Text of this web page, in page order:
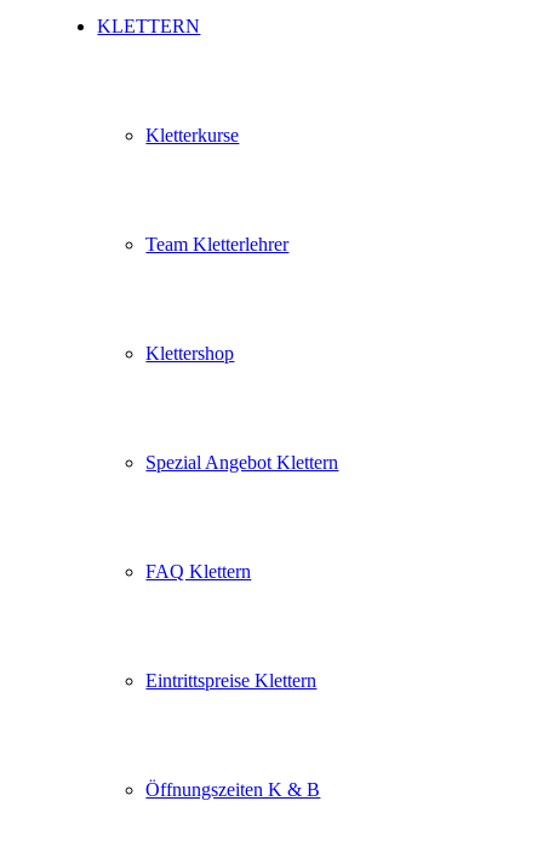
KLETTERN
Kletterkurse
Team Kletterlehrer
Klettershop
Spezial Angebot Klettern
FAQ Klettern
Eintrittspreise Klettern
Öffnungszeiten K & B